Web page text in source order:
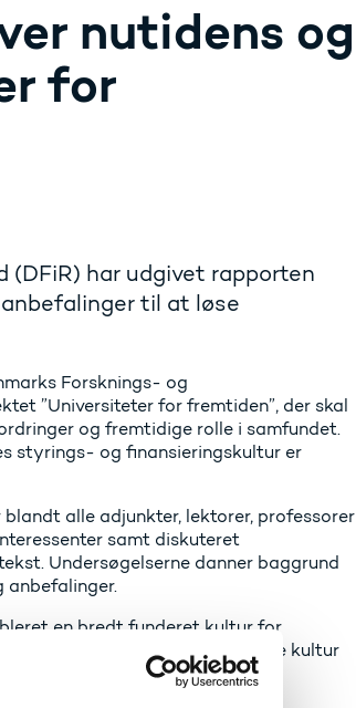
nutidens og
for
(DFiR) har udgivet rapporten
til at løse
Forsknings- og
”Universiteter for fremtiden”, der skal
og fremtidige rolle i samfundet.
styrings- og finansieringskultur er
alle adjunkter, lektorer, professorer
samt diskuteret
Undersøgelserne danner baggrund
anbefalinger.
en bredt funderet kultur for
at universiteternes demokratiske kultur
autonomi og økonomiske